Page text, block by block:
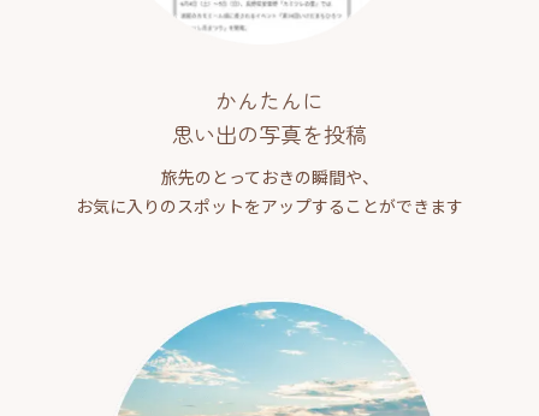
かんたんに
思い出の写真を投稿
旅先のとっておきの瞬間や、
お気に入りのスポットをアップすることができます